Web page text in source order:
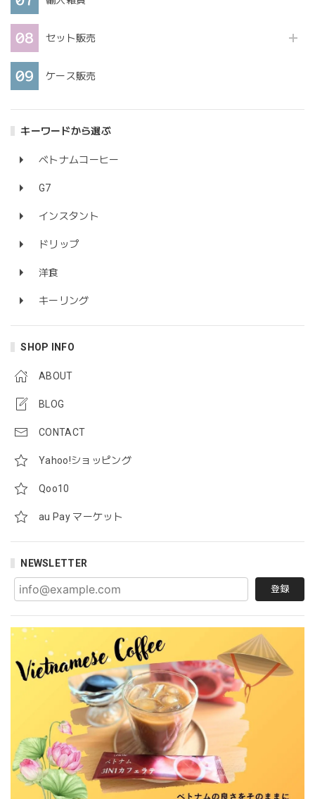
セット販売
ケース販売
キーワードから選ぶ
ベトナムコーヒー
G7
インスタント
ドリップ
洋食
キーリング
SHOP INFO
ABOUT
BLOG
CONTACT
Yahoo!ショッピング
Qoo10
au Pay マーケット
NEWSLETTER
登録